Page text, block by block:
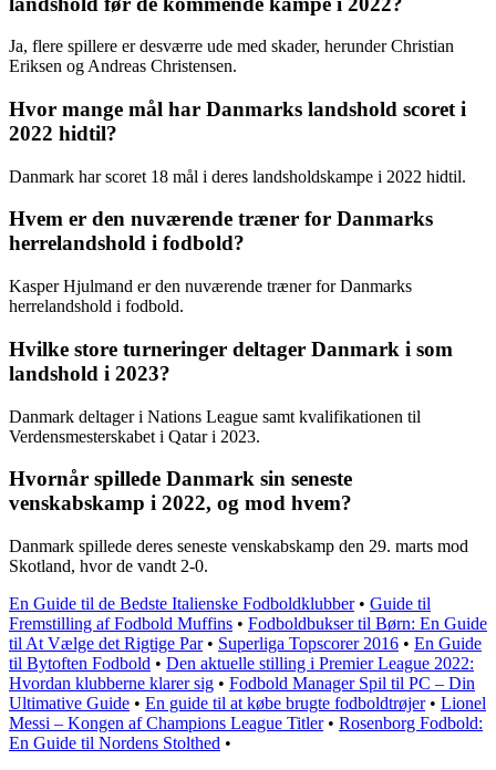
Ja, flere spillere er desværre ude med skader, herunder Christian
Eriksen og Andreas Christensen.
Hvor mange mål har Danmarks landshold scoret i
2022 hidtil?
Danmark har scoret 18 mål i deres landsholdskampe i 2022 hidtil.
Hvem er den nuværende træner for Danmarks
herrelandshold i fodbold?
Kasper Hjulmand er den nuværende træner for Danmarks
herrelandshold i fodbold.
Hvilke store turneringer deltager Danmark i som
landshold i 2023?
Danmark deltager i Nations League samt kvalifikationen til
Verdensmesterskabet i Qatar i 2023.
Hvornår spillede Danmark sin seneste
venskabskamp i 2022, og mod hvem?
Danmark spillede deres seneste venskabskamp den 29. marts mod
Skotland, hvor de vandt 2-0.
En Guide til de Bedste Italienske Fodboldklubber• Guide til
Fremstilling af Fodbold Muffins • Fodboldbukser til Børn: En Guide
til At Vælge det Rigtige Par• Superliga Topscorer 2016 • En Guide
til Bytoften Fodbold • Den aktuelle stilling i Premier League 2022:
Hvordan klubberne klarer sig • Fodbold Manager Spil til PC – Din
Ultimative Guide • En guide til at købe brugte fodboldtrøjer• Lionel
Messi – Kongen af Champions League Titler• Rosenborg Fodbold:
En Guide til Nordens Stolthed •